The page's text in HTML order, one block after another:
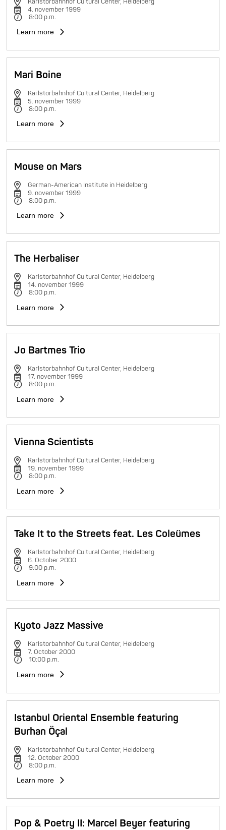
4. november 1999
8:00 p.m.
Learn more
Mari Boine
Karlstorbahnhof Cultural Center, Heidelberg
5. november 1999
8:00 p.m.
Learn more
Mouse on Mars
German-American Institute in Heidelberg
9. november 1999
8:00 p.m.
Learn more
The Herbaliser
Karlstorbahnhof Cultural Center, Heidelberg
14. november 1999
8:00 p.m.
Learn more
Jo Bartmes Trio
Karlstorbahnhof Cultural Center, Heidelberg
17. november 1999
8:00 p.m.
Learn more
Vienna Scientists
Karlstorbahnhof Cultural Center, Heidelberg
19. november 1999
8:00 p.m.
Learn more
Take It to the Streets feat. Les Coleümes
Karlstorbahnhof Cultural Center, Heidelberg
6. October 2000
9:00 p.m.
Learn more
Kyoto Jazz Massive
Karlstorbahnhof Cultural Center, Heidelberg
7. October 2000
10:00 p.m.
Learn more
Istanbul Oriental Ensemble featuring
Burhan Öçal
Karlstorbahnhof Cultural Center, Heidelberg
12. October 2000
8:00 p.m.
Learn more
Pop & Poetry II: Marcel Beyer featuring